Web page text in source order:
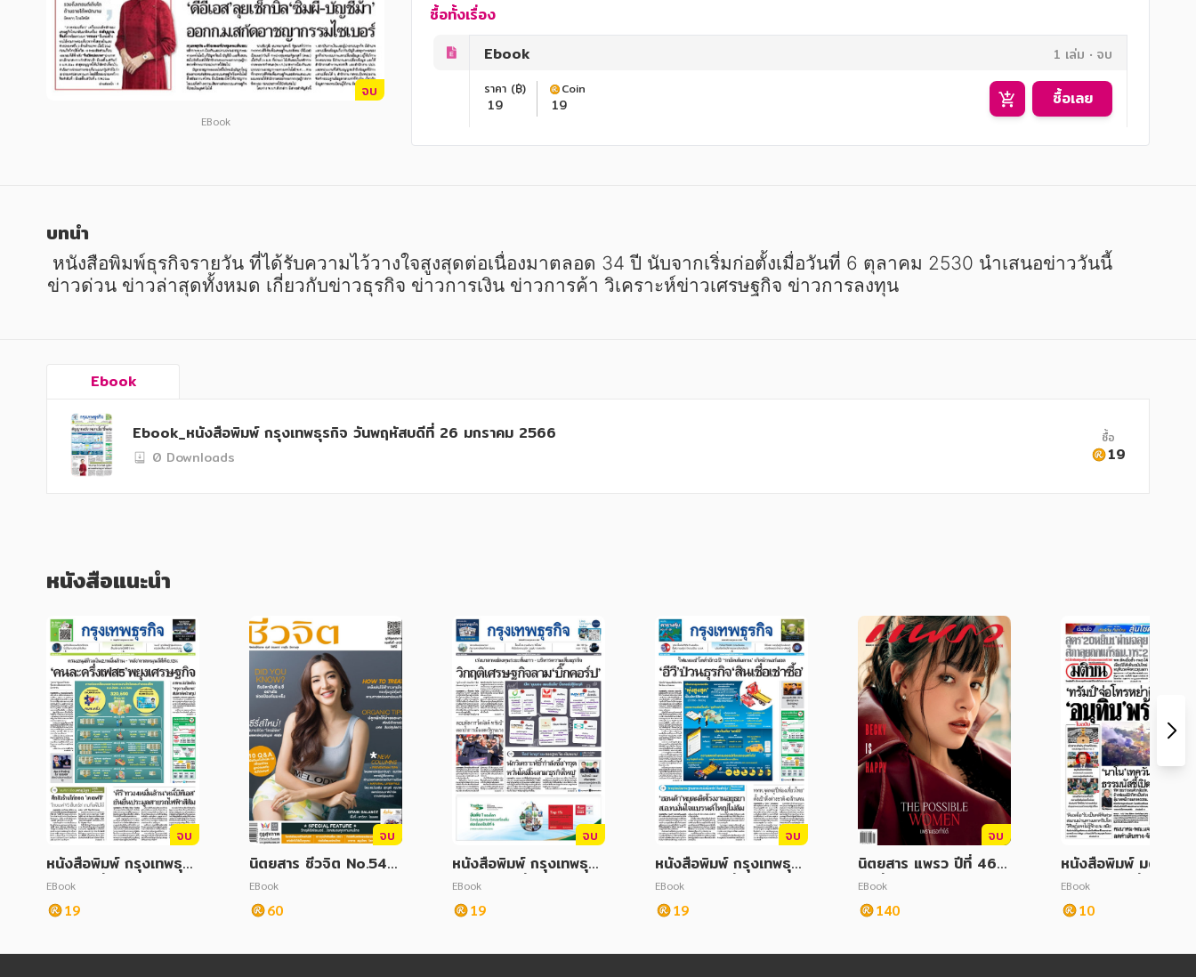
วรรณกรรม
การเกษตร ชีววิทยา
การเรียน การศึกษา
เทคโนโลยี การสื่อสาร วิทยาศาสตร์
การพัฒนาตนเอง
ความรู้ทั่วไป
การ์ตูนความรู้ การ์ตูน
วรรณกรรม
การเกษตร ชีววิทยา
การเรียน การศึกษา
เทคโนโลยี การสื่อสาร วิทยาศาสตร์
การพัฒนาตนเอง
ความรู้ทั่วไป
การ์ตูนความรู้ การ์ตูน
จบ
EBook
ซื้อทั้งเรื่อง
Ebook
1 เล่ม จบ
ราคา (฿)
19
Coin
19 ซื้อเลย
บทนำ
ข่าวด่วน ข่าวล่าสุดทั้งหมด เกี่ยวกับข่าวธุรกิจ ข่าวการเงิน ข่าวการค้า วิเคราะห์ข่าวเศรษฐกิจ ข่าวการลงทุน
Ebook
Ebook_หนังสือพิมพ์ กรุงเทพธุรกิจ วันพฤหัสบดีที่ 26 มกราคม 2566
0 Downloads
ซื้อ
19
หนังสือแนะนำ
จบ
หนังสือพิมพ์ กรุงเทพธุรกิ
จ วันพุธที่ 27 กรกฎาคม
2565
EBook
19
จบ
นิตยสาร ชีวจิต No.545
June 2021
EBook
60
จบ
หนังสือพิมพ์ กรุงเทพธุรกิ
จ วันจันทร์ที่ 15 กรกฎาค
ม 2567
EBook
19
จบ
หนังสือพิมพ์ กรุงเทพธุรกิ
จ วันอังคารที่ 09 กรกฎ
าคม 2567
EBook
19
จบ
นิตยสาร แพรว ปีที่ 46 ฉ
บับที่ 1016 มีนาคม 256
8
EBook
140
หนังสือพิมพ์ มติชน (
วัน) ฉบับวันที่ 11 ธันว
ม 2568
EBook
10